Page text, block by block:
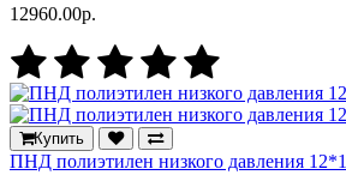
12960.00р.
Купить
ПНД полиэтилен низкого давления